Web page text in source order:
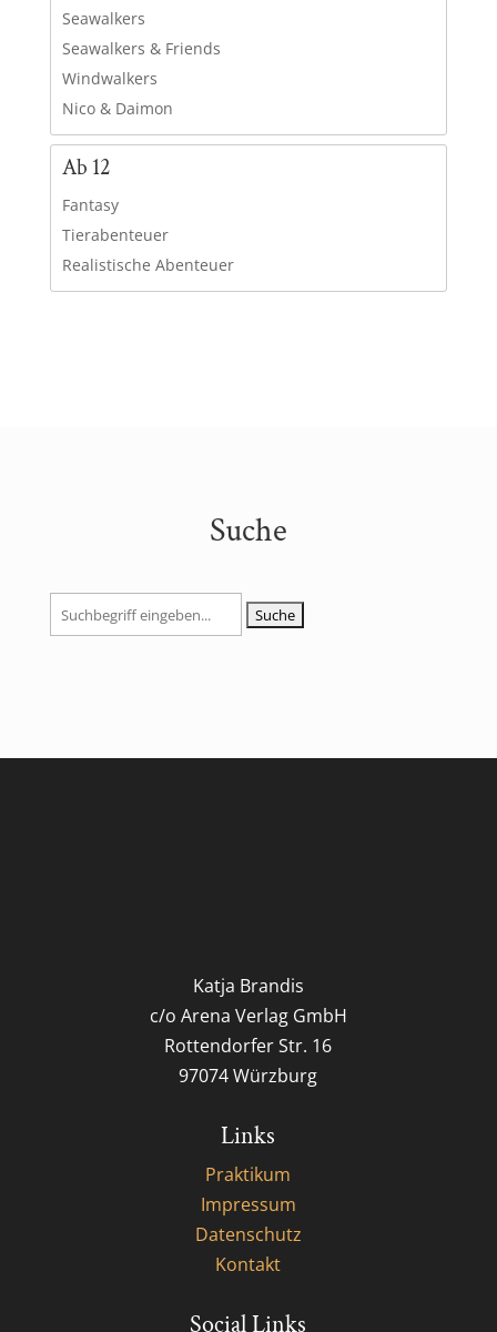
Seawalkers
Seawalkers & Friends
Windwalkers
Nico & Daimon
Ab 12
Fantasy
Tierabenteuer
Realistische Abenteuer
Suche
Suchen
nach:
Katja Brandis
c/o Arena Verlag GmbH
Rottendorfer Str. 16
97074 Würzburg
Links
Praktikum
Impressum
Datenschutz
Kontakt
Social Links